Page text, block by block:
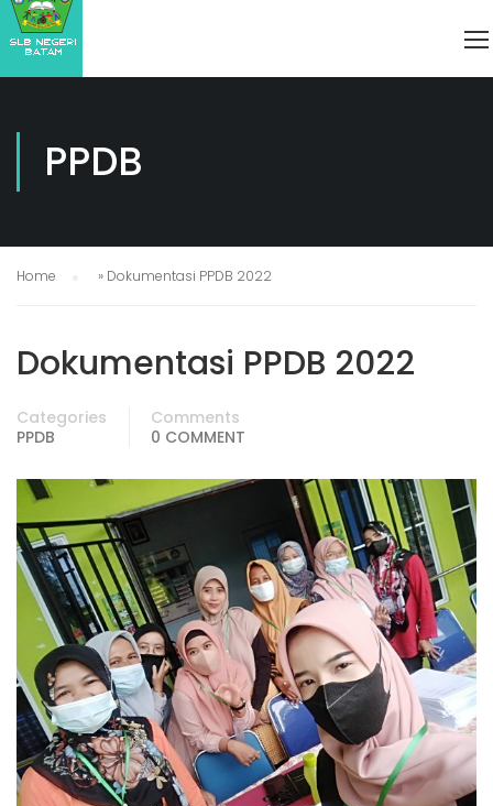
PPDB
Home » Dokumentasi PPDB 2022
Dokumentasi PPDB 2022
Categories
PPDB
Comments
0 COMMENT